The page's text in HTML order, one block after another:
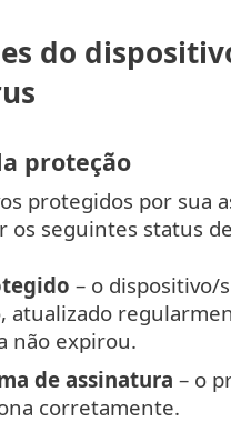
do
proteção
protegidos por sua
os seguintes status
– o dispositivo/
atualizado
não expirou.
de assinatura – o
corretamente.